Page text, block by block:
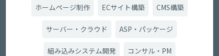
ホームページ制作 ECサイト構築 CMS構築
サーバー・クラウド ASP・パッケージ
組み込みシステム開発 コンサル・PM